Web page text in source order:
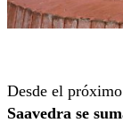
Desde el
Saavedra se